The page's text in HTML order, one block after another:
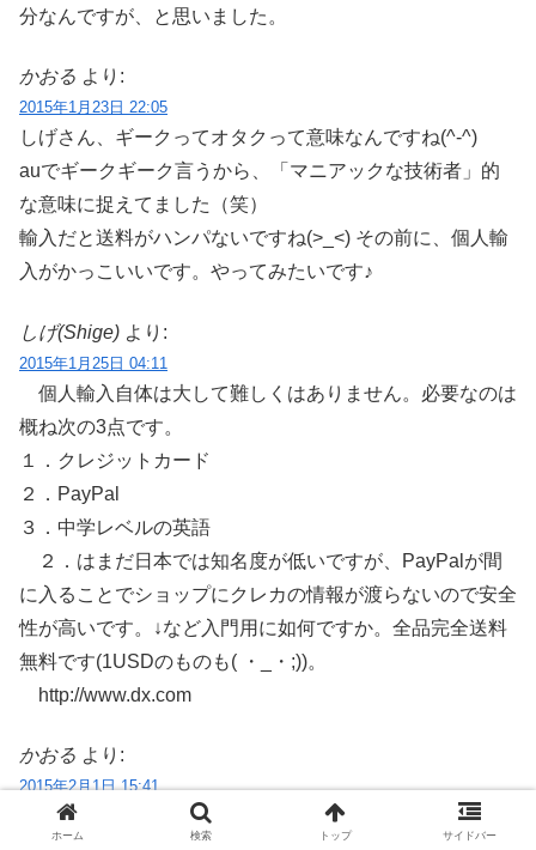
分なんですが、と思いました。
かおる より:
2015年1月23日 22:05
しげさん、ギークってオタクって意味なんですね(^-^)
auでギークギーク言うから、「マニアックな技術者」的
な意味に捉えてました（笑）
輸入だと送料がハンパないですね(>_<) その前に、個人輸
入がかっこいいです。やってみたいです♪
しげ(Shige) より:
2015年1月25日 04:11
個人輸入自体は大して難しくはありません。必要なのは
概ね次の3点です。
１．クレジットカード
２．PayPal
３．中学レベルの英語
２．はまだ日本では知名度が低いですが、PayPalが間
に入ることでショップにクレカの情報が渡らないので安全
性が高いです。↓など入門用に如何ですか。全品完全送料
無料です(1USDのものも( ・_・;))。
http://www.dx.com
かおる より:
2015年2月1日 15:41
しげ(Shige)さん、DXのサイトみてみました。
ホーム 検索 トップ サイドバー